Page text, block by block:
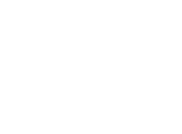
活